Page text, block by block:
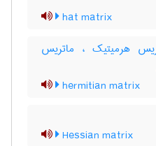
hat matrix
هرمیتیک ، ماتریس
hermitian matrix
Hessian matrix